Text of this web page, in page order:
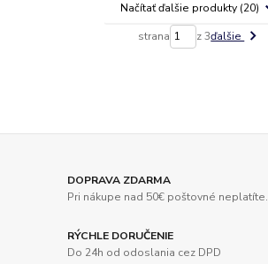
Načítať ďalšie produkty (20)
strana z 3ďalšie
DOPRAVA ZDARMA
Pri nákupe nad 50€ poštovné neplatíte.
RÝCHLE DORUČENIE
Do 24h od odoslania cez DPD